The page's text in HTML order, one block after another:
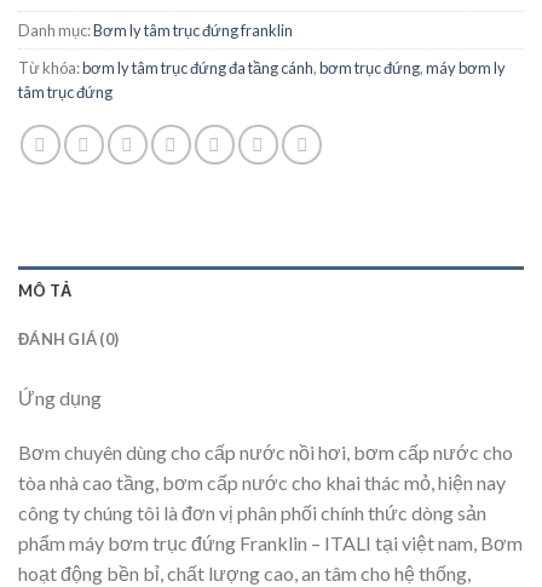
Danh mục:Bơm ly tâm trục đứng franklin
Từ khóa:bơm ly tâm trục đứng đa tầng cánh,bơm trục đứng,máy bơm ly
tâm trục đứng
MÔ TẢ
ĐÁNH GIÁ (0)
Ứng dụng
Bơm chuyên dùng cho cấp nước nồi hơi, bơm cấp nước cho
tòa nhà cao tầng, bơm cấp nước cho khai thác mỏ, hiện nay
công ty chúng tôi là đơn vị phân phối chính thức dòng sản
phẩm máy bơm trục đứng Franklin – ITALI tại việt nam, Bơm
hoạt động bền bỉ, chất lượng cao, an tâm cho hệ thống,